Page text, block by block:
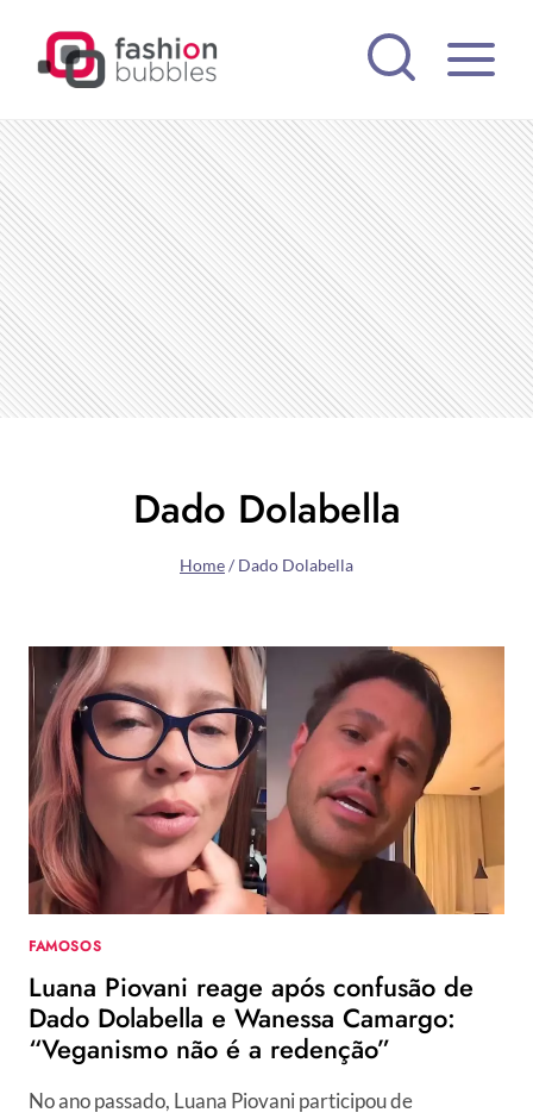
Dado Dolabella
Home/ Dado Dolabella
FAMOSOS
Luana Piovani reage após confusão de
Dado Dolabella e Wanessa Camargo:
“Veganismo não é a redenção”
No ano passado, Luana Piovani participou de